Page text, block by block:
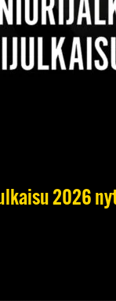
2026